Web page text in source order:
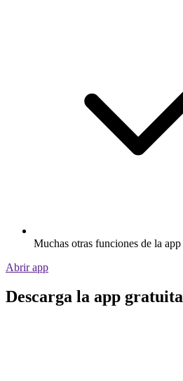
Muchas otras funciones de la app
Abrir app
Descarga la app